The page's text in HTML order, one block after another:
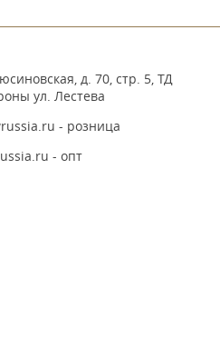
д. 70, стр. 5, ТД
ул. Лестева
- розница
- опт